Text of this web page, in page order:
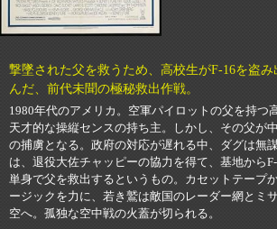
撃墜された父を救うため、高校生がF-16を盗
んだ、前代未聞の極秘救出作戦。
1980年代のアメリカ。空軍パイロットの父を持つ
天才的な操縦センスの持ち主。しかし、その父が
の捕虜となる。政府の対応が遅れる中、ダグは無
は、退役大佐チャッピーの協力を得て、基地から
単身で父を救出するというもの。カセットテープ
ージックを力に、若き鷲は敵国のレーダー網とミ
空へ。孤独な空中戦の火蓋が切られる。